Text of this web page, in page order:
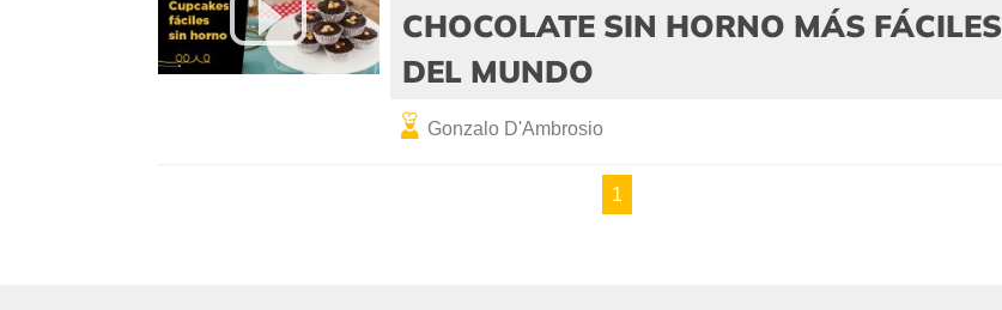
CHOCOLATE SIN HORNO MÁS FÁCILES
DEL MUNDO
Gonzalo D'Ambrosio
1